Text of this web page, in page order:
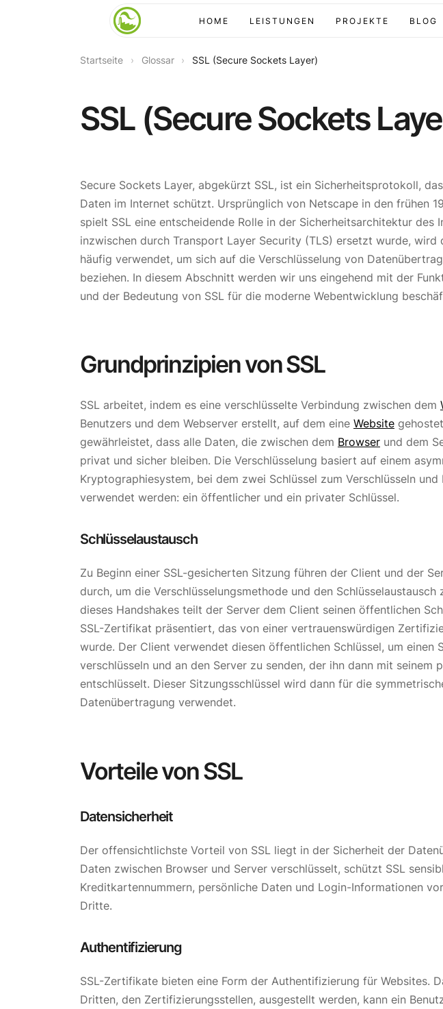
HOME LEISTUNGEN PROJEKTE BLOG
Startseite › Glossar › SSL (Secure Sockets Layer)
SSL (Secure Sockets
Secure Sockets Layer, abgekürzt SSL, ist ein Sicherheitsprotokoll,
Daten im Internet schützt. Ursprünglich von Netscape in den frühen
spielt SSL eine entscheidende Rolle in der Sicherheitsarchitektur des
inzwischen durch Transport Layer Security (TLS) ersetzt wurde, wird
häufig verwendet, um sich auf die Verschlüsselung von
beziehen. In diesem Abschnitt werden wir uns eingehend mit der
und der Bedeutung von SSL für die moderne Webentwicklung
Grundprinzipien von SSL
SSL arbeitet, indem es eine verschlüsselte Verbindung zwischen dem
Benutzers und dem Webserver erstellt, auf dem eine Website
gewährleistet, dass alle Daten, die zwischen dem Browser und dem
privat und sicher bleiben. Die Verschlüsselung basiert auf einem
Kryptographiesystem, bei dem zwei Schlüssel zum Verschlüsseln und
verwendet werden: ein öffentlicher und ein privater Schlüssel.
Schlüsselaustausch
Zu Beginn einer SSL-gesicherten Sitzung führen der Client und der
durch, um die Verschlüsselungsmethode und den Schlüsselaustausch
dieses Handshakes teilt der Server dem Client seinen öffentlichen
SSL-Zertifikat präsentiert, das von einer vertrauenswürdigen
wurde. Der Client verwendet diesen öffentlichen Schlüssel, um einen
verschlüsseln und an den Server zu senden, der ihn dann mit seinem
entschlüsselt. Dieser Sitzungsschlüssel wird dann für die
Datenübertragung verwendet.
Vorteile von SSL
Datensicherheit
Der offensichtlichste Vorteil von SSL liegt in der Sicherheit der
Daten zwischen Browser und Server verschlüsselt, schützt SSL
Kreditkartennummern, persönliche Daten und Login-Informationen
Dritte.
Authentifizierung
SSL-Zertifikate bieten eine Form der Authentifizierung für Websites.
Dritten, den Zertifizierungsstellen, ausgestellt werden, kann ein